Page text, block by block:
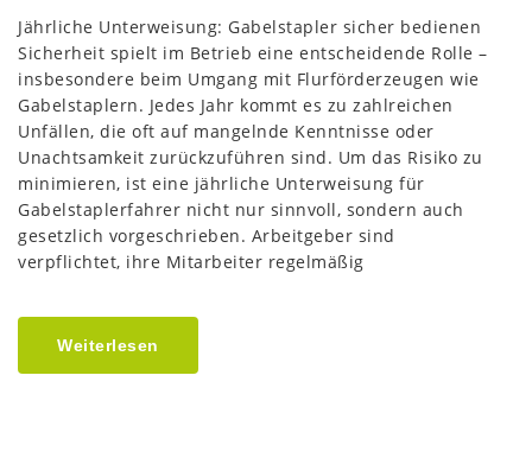
Jährliche Unterweisung: Gabelstapler sicher bedienen
Sicherheit spielt im Betrieb eine entscheidende Rolle –
insbesondere beim Umgang mit Flurförderzeugen wie
Gabelstaplern. Jedes Jahr kommt es zu zahlreichen
Unfällen, die oft auf mangelnde Kenntnisse oder
Unachtsamkeit zurückzuführen sind. Um das Risiko zu
minimieren, ist eine jährliche Unterweisung für
Gabelstaplerfahrer nicht nur sinnvoll, sondern auch
gesetzlich vorgeschrieben. Arbeitgeber sind
verpflichtet, ihre Mitarbeiter regelmäßig
Weiterlesen